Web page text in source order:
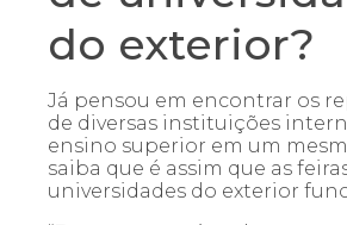
do exterior?
Já pensou em encontrar os
de diversas instituições
ensino superior em um
saiba que é assim que as
universidades do exterior